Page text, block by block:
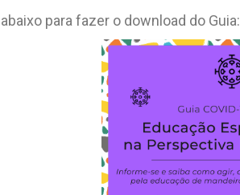
para fazer o download do Guia: